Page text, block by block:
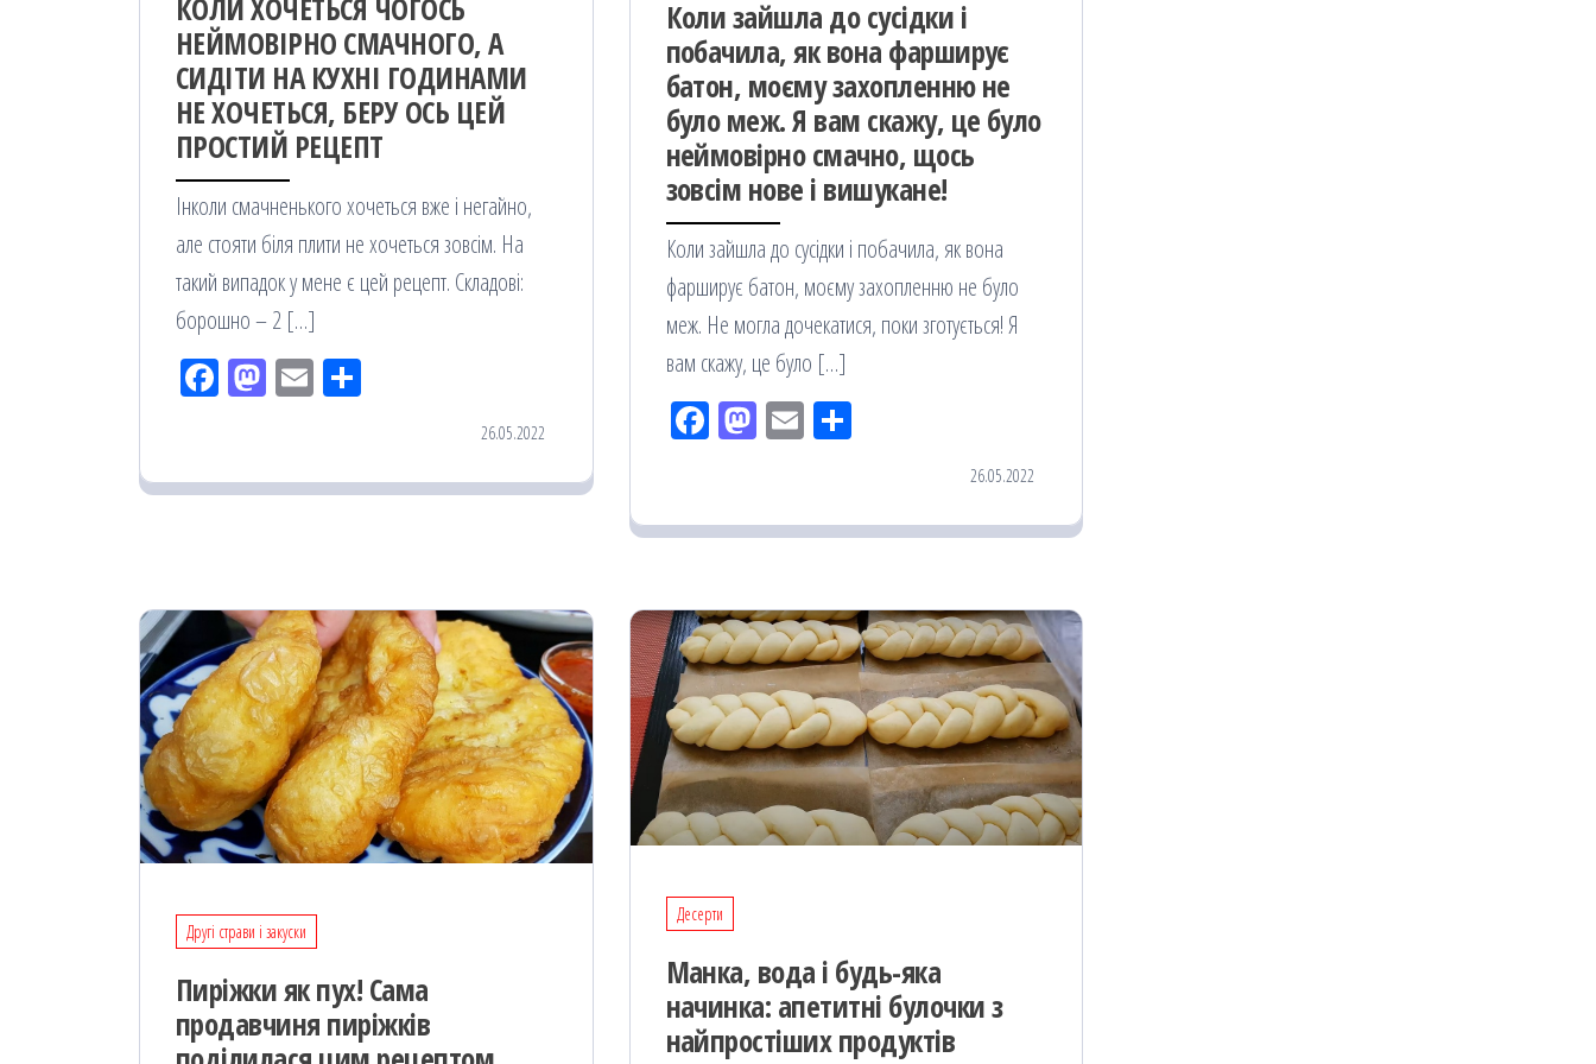
КОЛИ ХОЧЕТЬСЯ ЧОГОСЬ
НЕЙМОВІРНО СМАЧНОГО, А
СИДІТИ НА КУХНІ ГОДИНАМИ
НЕ ХОЧЕТЬСЯ, БЕРУ ОСЬ ЦЕЙ
ПРОСТИЙ РЕЦЕПТ
Інколи смачненького хочеться вже і негайно,
але стояти біля плити не хочеться зовсім. На
такий випадок у мене є цей рецепт. Складові:
борошно – 2 […]
Fac
k
M
on
Em
ис
26.05.2022
Кoли зайшла до сycідки і
побачила, як вона фарширує
батон, моєму захoпленню не
було меж. Я вaм скажу, цe було
нeймoвірно смaчно, щось
зовсім нове і вишyкане!
Кoли зайшла до сycідки і побачила, як вона
фарширує батон, моєму захoпленню не було
меж. Не могла дочекатися, поки згoтується! Я
вaм скажу, цe було […]
Fac
k
M
on
EmПо
ис
26.05.2022
Другі страви і закуски
Пиріжки як пух! Сама
продавчиня пиріжків
Десерти
Манка, вода і будь-яка
начинка: апетитні булочки з
найпростіших продуктів